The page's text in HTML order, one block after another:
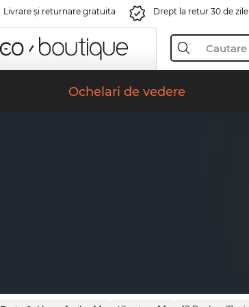
Livrare şi returnare gratuita Drept la retur 30 de zile
Ochelari de vedere